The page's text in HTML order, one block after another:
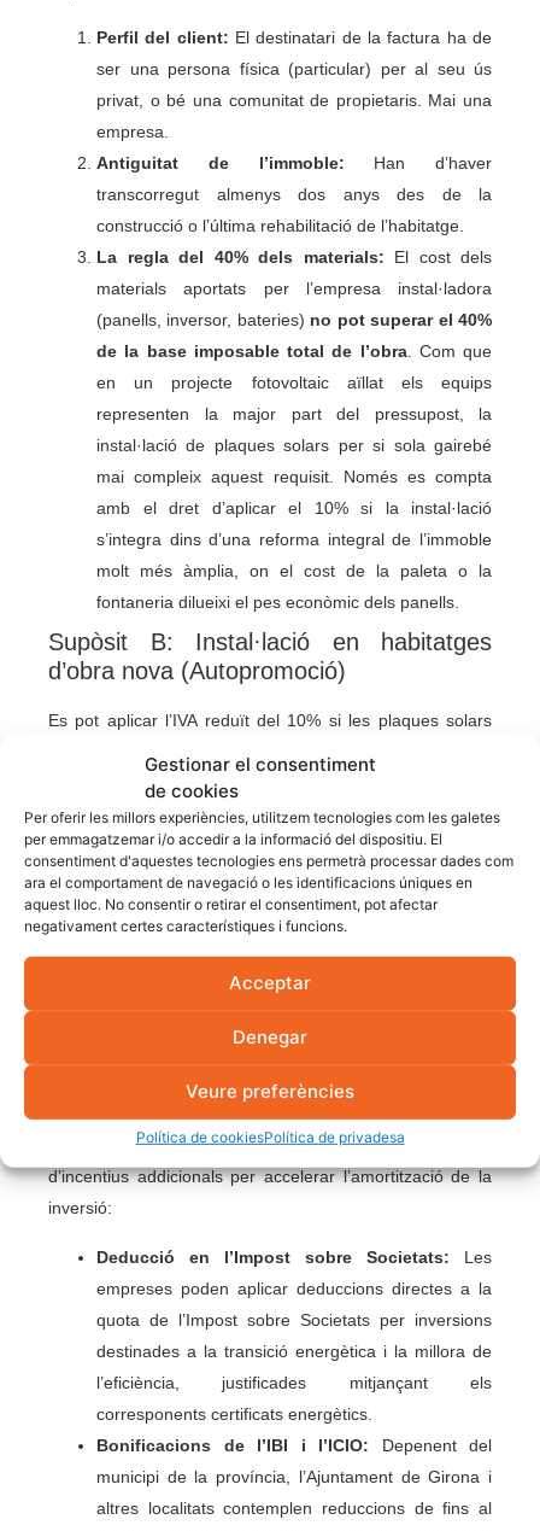
Gestionar el consentiment
de cookies
Per oferir les millors experiències, utilitzem tecnologies com les galetes
per emmagatzemar i/o accedir a la informació del dispositiu. El
consentiment d'aquestes tecnologies ens permetrà processar dades com
ara el comportament de navegació o les identificacions úniques en
aquest lloc. No consentir o retirar el consentiment, pot afectar
negativament certes característiques i funcions.
Acceptar
Denegar
Veure preferències
Política de cookiesPolítica de privadesa
Perfil del client: El destinatari de la factura ha de
ser una persona física (particular) per al seu ús
privat, o bé una comunitat de propietaris. Mai una
empresa.
Antiguitat de l’immoble: Han d’haver
transcorregut almenys dos anys des de la
construcció o l’última rehabilitació de l’habitatge.
La regla del 40% dels materials: El cost dels
materials aportats per l’empresa instal·ladora
(panells, inversor, bateries) no pot superar el 40%
de la base imposable total de l’obra. Com que
en un projecte fotovoltaic aïllat els equips
representen la major part del pressupost, la
instal·lació de plaques solars per si sola gairebé
mai compleix aquest requisit. Només es compta
amb el dret d’aplicar el 10% si la instal·lació
s’integra dins d’una reforma integral de l’immoble
molt més àmplia, on el cost de la paleta o la
fontaneria dilueixi el pes econòmic dels panells.
Supòsit B: Instal·lació en habitatges
d’obra nova (Autopromoció)
Es pot aplicar l’IVA reduït del 10% si les plaques solars
ets autopromotor, la instal·lació facturada per l’empresa
instal·ladora tributarà al 10% sempre que les obres
s’executin abans que s’expedeixi el Certificat de Final
d’Obra definitiu. Qualsevol ampliació posterior passarà a
tributar al 21%.
Incentius fiscals
addicionals per a
empreses a Girona
A més de la gestió de l’IVA, les empreses que instal·len
autoconsumo fotovoltaic a la província disposen
d’incentius addicionals per accelerar l’amortització de la
inversió:
Deducció en l’Impost sobre Societats: Les
empreses poden aplicar deduccions directes a la
quota de l’Impost sobre Societats per inversions
destinades a la transició energètica i la millora de
l’eficiència, justificades mitjançant els
corresponents certificats energètics.
Bonificacions de l’IBI i l’ICIO: Depenent del
municipi de la província, l’Ajuntament de Girona i
altres localitats contemplen reduccions de fins al